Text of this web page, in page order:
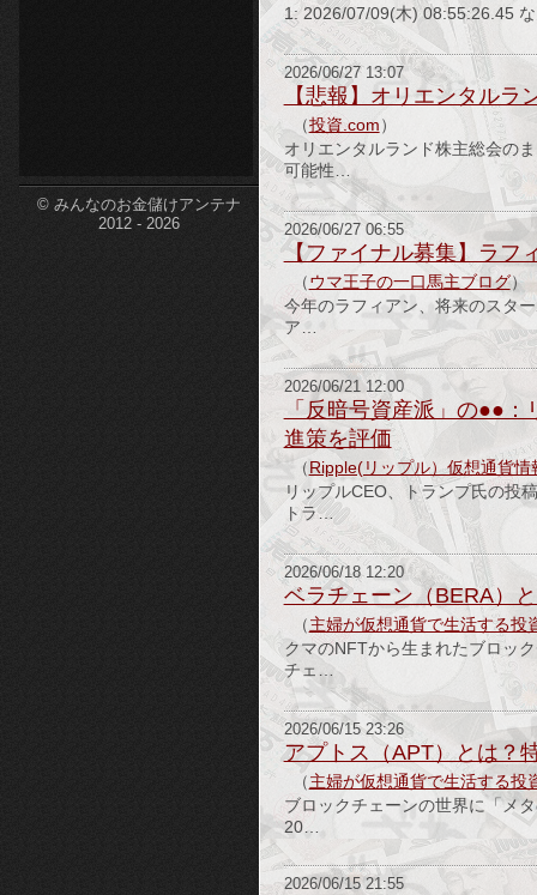
© みんなのお金儲けアンテナ
2012 - 2026
1: 2026/07/09(木) 08:55:26.45
2026/06/27 13:07
【悲報】オリエンタル
（投資.com）
オリエンタルランド株主総会の
可能性…
2026/06/27 06:55
【ファイナル募集】ラフ
（ウマ王子の一口馬主ブログ）
今年のラフィアン、将来のスタ
ア…
2026/06/21 12:00
「反暗号資産派」の●●
進策を評価
（Ripple(リップル）仮想通貨情
リップルCEO、トランプ氏の投
トラ…
2026/06/18 12:20
ベラチェーン（BERA）
（主婦が仮想通貨で生活する投
クマのNFTから生まれたブロッ
チェ…
2026/06/15 23:26
アプトス（APT）とは？
（主婦が仮想通貨で生活する投
ブロックチェーンの世界に「メ
20…
2026/06/15 21:55